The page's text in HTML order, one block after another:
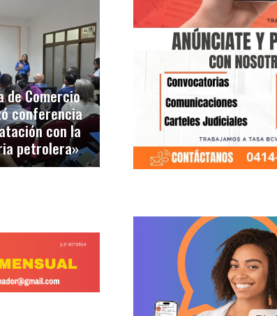
de Comercio
conferencia
con la
petrolera»